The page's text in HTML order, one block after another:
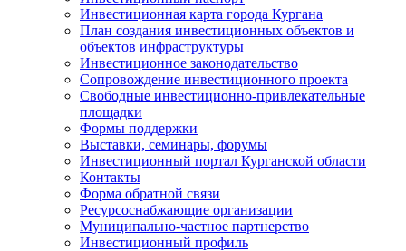
Инвестиционная карта города Кургана
План создания инвестиционных объектов и
объектов инфраструктуры
Инвестиционное законодательство
Сопровождение инвестиционного проекта
Свободные инвестиционно-привлекательные
площадки
Формы поддержки
Выставки, семинары, форумы
Инвестиционный портал Курганской области
Контакты
Форма обратной связи
Ресурсоснабжающие организации
Муниципально-частное партнерство
Инвестиционный профиль